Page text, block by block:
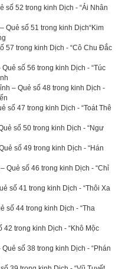
số 52 trong kinh Dịch - “Ải Nhân
Quẻ số 51 trong kinh Dịch“Kim
57 trong kinh Dịch - “Cô Chu Đắc
số 56 trong kinh Dịch - “Túc
– Quẻ số 48 trong kinh Dịch -
số 47 trong kinh Dịch - “Toát Thê
số 50 trong kinh Dịch - “Ngư
số 49 trong kinh Dịch - “Hán
Quẻ số 46 trong kinh Dịch - “Chỉ
số 41 trong kinh Dịch - “Thôi Xa
số 44 trong kinh Dịch - “Tha
42 trong kinh Dịch - “Khô Mộc
số 38 trong kinh Dịch - “Phán